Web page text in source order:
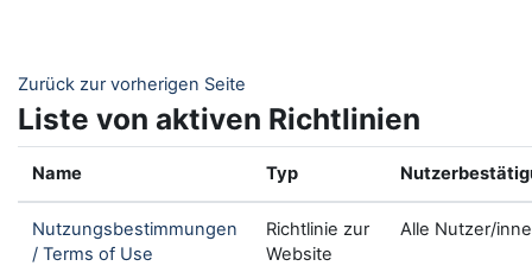
Zurück zur vorherigen Seite
Liste von aktiven Richtlinien
Name Typ
Nutzungsbestimmungen
/ Terms of Use
Richtlinie zur
Website
Alle Nutzer/